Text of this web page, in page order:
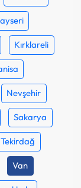
Kırklareli
Nevşehir
Sakarya
Tekirdağ
Van